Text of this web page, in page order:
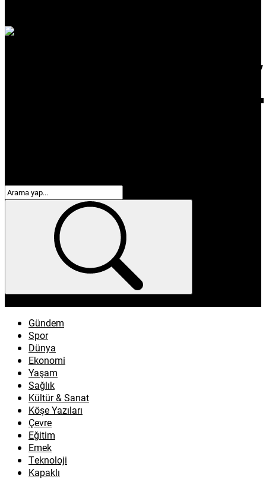
Gündem
Spor
Dünya
Ekonomi
Yaşam
Sağlık
Kültür & Sanat
Köşe Yazıları
Çevre
Eğitim
Emek
Teknoloji
Kapaklı